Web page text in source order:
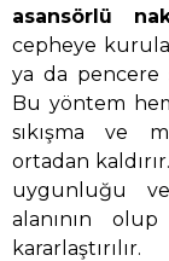
asansörlü
cepheye
ya da pencere
Bu yöntem
sıkışma ve
ortadan
uygunluğu
alanının olup
kararlaştırılır.